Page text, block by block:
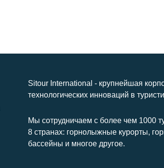
Sitour International - крупнейшая
технологических инноваций в
Мы сотрудничаем с более чем 1000
8 странах: горнолыжные курорты,
бассейны и многое другое.